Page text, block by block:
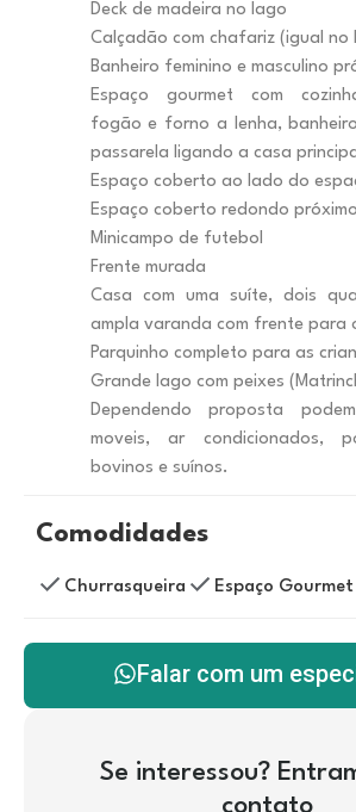
Deck de madeira no lago
Calçadão com chafariz (igual no
Banheiro feminino e masculino
Espaço gourmet com
fogão e forno a lenha,
passarela ligando a casa
Espaço coberto ao lado do
Espaço coberto redondo
Minicampo de futebol
Frente murada
Casa com uma suíte, dois
ampla varanda com frente para
Parquinho completo para as
Grande lago com peixes
Dependendo proposta
moveis, ar condicionados,
bovinos e suínos.
Comodidades
Churrasqueira Espaço Gourmet
Falar com um
Se interessou?
contato